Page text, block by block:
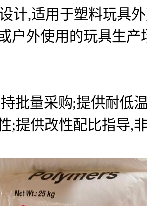
计,适用于塑料玩具
户外使用的玩具生产
批量采购;提供耐低
;提供改性配比指导,